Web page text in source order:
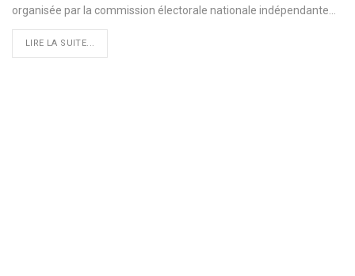
organisée par la commission électorale nationale indépendante
LIRE LA SUITE...